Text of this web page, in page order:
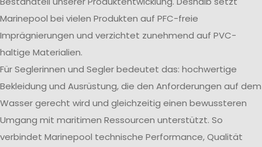
Marinepool bei vielen Produkten auf PFC-freie
Imprägnierungen und verzichtet zunehmend auf PVC-
haltige Materialien.
Für Seglerinnen und Segler bedeutet das: hochwertige
Bekleidung und Ausrüstung, die den Anforderungen auf dem
Wasser gerecht wird und gleichzeitig einen bewussteren
Umgang mit maritimen Ressourcen unterstützt. So
verbindet Marinepool technische Performance, Qualität